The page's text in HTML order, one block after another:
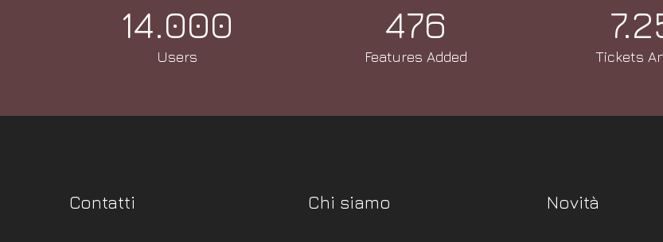
14.000
Users
476
Features Added Tickets
Contatti Chi siamo Novità